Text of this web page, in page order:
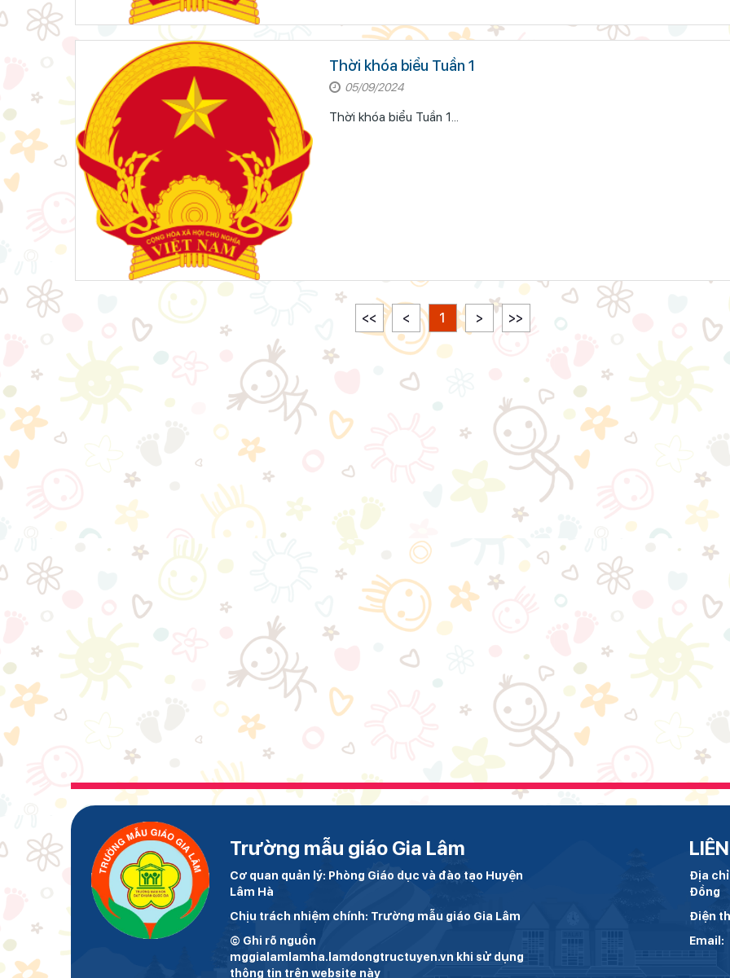
Thời khóa biểu Tuần 1
05/09/2024
Thời khóa biểu Tuần 1...
<< < 1 > >>
Trường mẫu giáo Gia Lâm
Cơ quan quản lý: Phòng Giáo dục và đào tạo Huyện
Lâm Hà
Chịu trách nhiệm chính: Trường mẫu giáo Gia Lâm
© Ghi rõ nguồn
mggialamlamha.lamdongtructuyen.vn khi sử dụng
thông tin trên website này
Địa
Đồng
Điện
Email: